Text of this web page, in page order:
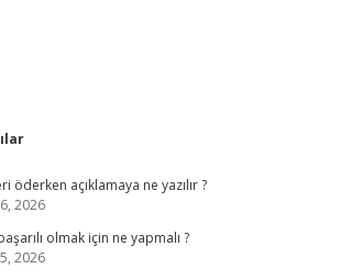
öderken açıklamaya ne yazılır ?
2026
olmak için ne yapmalı ?
2026